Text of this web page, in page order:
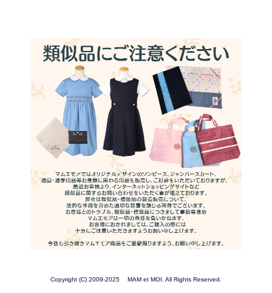
Copyright (C) 2009-2025 MAM et MOI. All Rights Reserved.